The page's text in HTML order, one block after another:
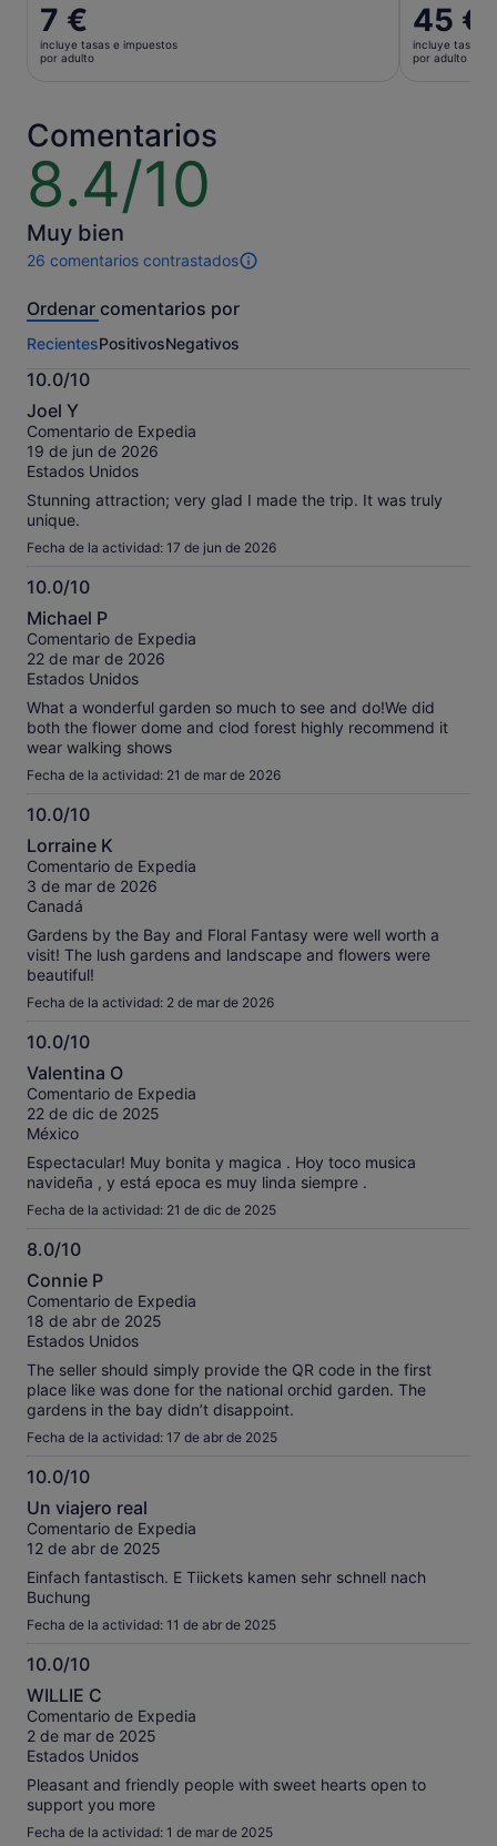
El
precio
es
por
adulto
7 €
incluye tasas e impuestos
por adulto
El
precio
es
45 €
incluye tasas e
por adulto
Comentarios
8.4/10
8.4
sobre
10
Muy bien
26 comentarios contrastados
26 comentarios
esta
Más
información
sobre
nuestros
comentarios
contrastados.
Ordenar comentarios por
RecientesPositivosNegativos
10.0/10
10.0
sobre
10
Joel Y
Comentario de Expedia
19 de jun de 2026
Estados Unidos
Stunning attraction; very glad I made the trip. It was truly
unique.
Fecha de la actividad: 17 de jun de 2026
10.0/10
10.0
sobre
10
Michael P
Comentario de Expedia
22 de mar de 2026
Estados Unidos
What a wonderful garden so much to see and do!We did
both the flower dome and clod forest highly recommend it
wear walking shows
Fecha de la actividad: 21 de mar de 2026
10.0/10
10.0
sobre
10
Lorraine K
Comentario de Expedia
3 de mar de 2026
Canadá
Gardens by the Bay and Floral Fantasy were well worth a
visit! The lush gardens and landscape and flowers were
beautiful!
Fecha de la actividad: 2 de mar de 2026
10.0/10
10.0
sobre
10
Valentina O
Comentario de Expedia
22 de dic de 2025
México
Espectacular! Muy bonita y magica . Hoy toco musica
navideña , y está epoca es muy linda siempre .
Fecha de la actividad: 21 de dic de 2025
8.0/10
8.0
sobre
10
Connie P
Comentario de Expedia
18 de abr de 2025
Estados Unidos
The seller should simply provide the QR code in the first
place like was done for the national orchid garden. The
gardens in the bay didn’t disappoint.
Fecha de la actividad: 17 de abr de 2025
10.0/10
10.0
sobre
10
Un viajero real
Comentario de Expedia
12 de abr de 2025
Einfach fantastisch. E Tiickets kamen sehr schnell nach
Buchung
Fecha de la actividad: 11 de abr de 2025
10.0/10
10.0
sobre
10
WILLIE C
Comentario de Expedia
2 de mar de 2025
Estados Unidos
Pleasant and friendly people with sweet hearts open to
support you more
Fecha de la actividad: 1 de mar de 2025